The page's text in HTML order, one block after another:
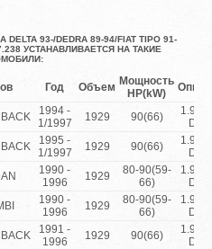
93-/DEDRA 89-94/FIAT TIPO 91-
УСТАНАВЛИВАЕТСЯ НА ТАКИЕ
Год Объем Мощность
HP(kW)
1994 -
1/1997
1929 90(66)
1.9
1995 -
1/1997
1929 90(66)
1.9
1990 -
1996
1929
80-90(59-
66)
1.9
1990 -
1996
1929
80-90(59-
66)
1.9
1991 -
1996
1929 90(66)
1.9